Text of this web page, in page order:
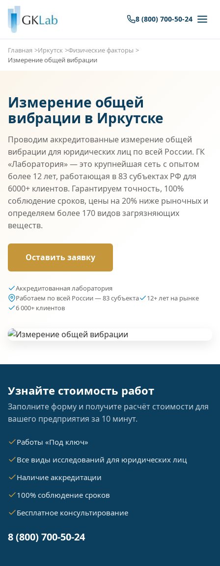
8 (800) 700-50-24
Главная Иркутск
Физические факторы
Измерение общей вибрации
Измерение общей
вибрации в Иркутске
Проводим аккредитованные измерение общей
вибрации для юридических лиц по всей России. ГК
«Лаборатория» — это крупнейшая сеть с опытом
более 12 лет, работающая в 83 субъектах РФ для
6000+ клиентов. Гарантируем точность, 100%
соблюдение сроков, цены на 20% ниже рыночных и
определяем более 170 видов загрязняющих
веществ.
Оставить заявку
Аккредитованная лаборатория
Работаем по всей России — 83 субъекта
12+ лет на рынке
6 000+ клиентов
Узнайте стоимость работ
Заполните форму и получите расчёт стоимости для
вашего предприятия за 10 минут.
Работы «Под ключ»
Все виды исследований для юридических лиц
Наличие аккредитации
100% соблюдение сроков
Бесплатное консультирование
8 (800) 700-50-24